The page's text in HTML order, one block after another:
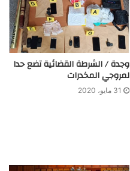
وجدة / الشرطة القضائية تضع حدا
لمروجي المخدرات
31 مايو، 2020